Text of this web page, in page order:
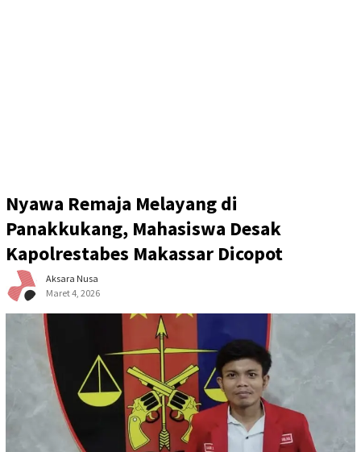
Nyawa Remaja Melayang di
Panakkukang, Mahasiswa Desak
Kapolrestabes Makassar Dicopot
Aksara Nusa
Maret 4, 2026